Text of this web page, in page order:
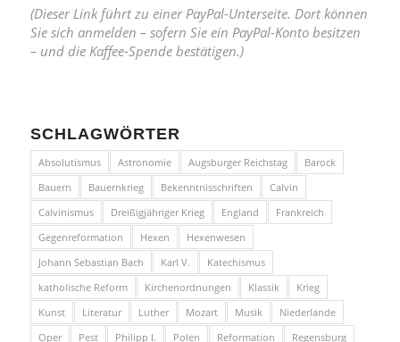
(Dieser Link führt zu einer PayPal-Unterseite. Dort können
Sie sich anmelden – sofern Sie ein PayPal-Konto besitzen
– und die Kaffee-Spende bestätigen.)
SCHLAGWÖRTER
Absolutismus Astronomie Augsburger Reichstag
Barock
Bauern
Bauernkrieg Bekenntnisschriften
Calvin
Calvinismus
Dreißigjähriger Krieg England
Frankreich
Gegenreformation
Hexen
Hexenwesen
Johann Sebastian Bach
Karl V.
Katechismus
katholische Reform
Kirchenordnungen Klassik
Krieg
Kunst
Literatur Luther Mozart Musik
Niederlande
Oper
Pest Philipp I. Polen Reformation
Regensburg